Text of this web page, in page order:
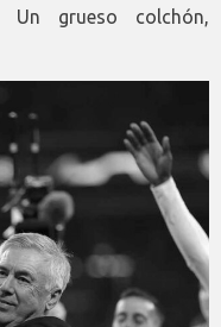
Un grueso colchón,